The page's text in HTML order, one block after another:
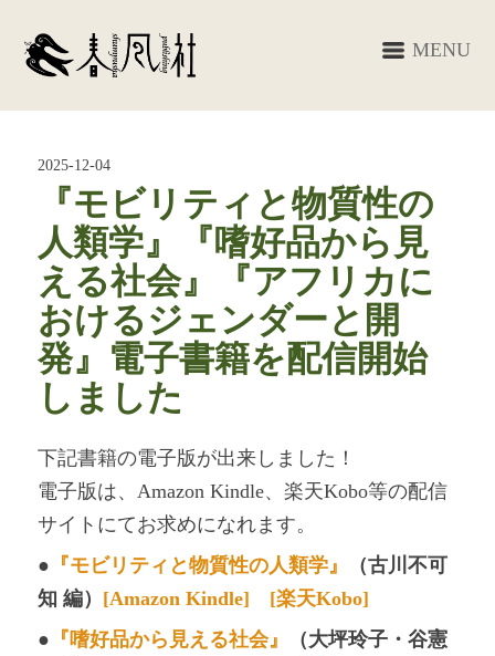
MENU
2025-12-04
『モビリティと物質性の
人類学』『嗜好品から見
える社会』『アフリカに
おけるジェンダーと開
発』電子書籍を配信開始
しました
下記書籍の電子版が出来しました！
電子版は、Amazon Kindle、楽天Kobo等の配信
サイトにてお求めになれます。
● 『モビリティと物質性の人類学』
（古川不可
知 編） [Amazon Kindle]
[楽天Kobo]
● 『嗜好品から見える社会』
（大坪玲子・谷憲